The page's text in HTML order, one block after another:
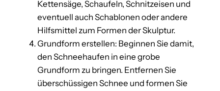
Kettensäge, Schaufeln, Schnitzeisen und
eventuell auch Schablonen oder andere
Hilfsmittel zum Formen der Skulptur.
Grundform erstellen: Beginnen Sie damit,
den Schneehaufen in eine grobe
Grundform zu bringen. Entfernen Sie
überschüssigen Schnee und formen Sie